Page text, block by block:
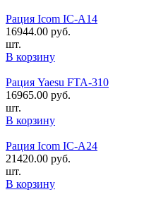
Рация Icom IC-A14
16944.00 руб.
шт.
В корзину
Рация Yaesu FTA-310
16965.00 руб.
шт.
В корзину
Рация Icom IC-A24
21420.00 руб.
шт.
В корзину